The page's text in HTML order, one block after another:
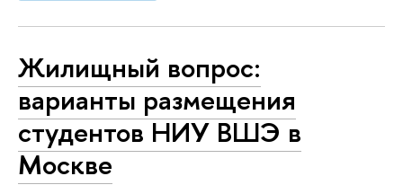
Жилищный вопрос:
варианты размещения
студентов НИУ ВШЭ в
Москве